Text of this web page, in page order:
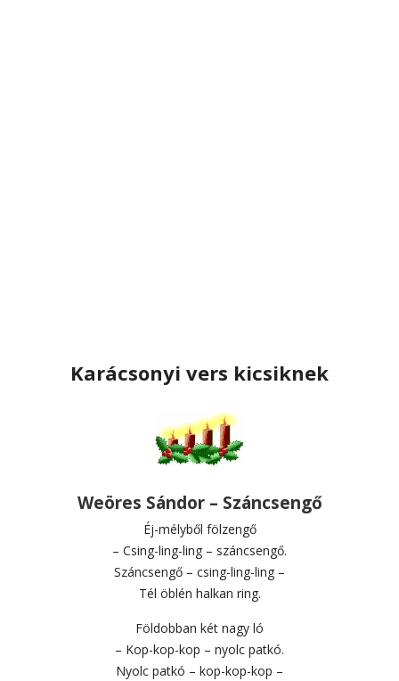
Karácsonyi vers kicsiknek
Weöres Sándor – Száncsengő
Éj-mélyből fölzengő
– Csing-ling-ling – száncsengő.
Száncsengő – csing-ling-ling –
Tél öblén halkan ring.
Földobban két nagy ló
– Kop-kop-kop – nyolc patkó.
Nyolc patkó – kop-kop-kop –